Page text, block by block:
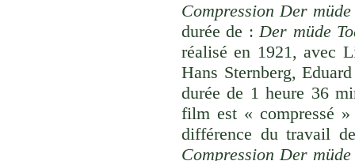
Compression Der
durée de :Der müde
réalisé en 1921, avec
Hans Sternberg,
durée de 1 heure 36
film est « compressé
différence du travail
Compression Der